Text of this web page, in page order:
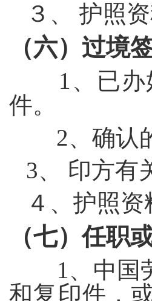
３、 护照
（六）过境
1 、已
件。
2、确认
3、 印方有
４、护照
（七）任职
1、中国
和复印件，